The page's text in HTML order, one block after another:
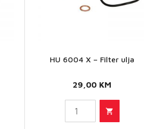
HU 6004 X – Filter ulja
29,00 KM
6004 X
- Filter